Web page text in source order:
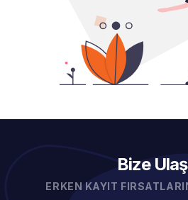
Bize
ERKEN KAYIT